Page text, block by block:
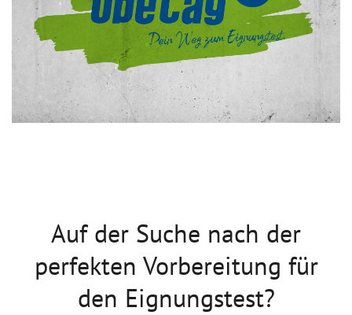
Auf der Suche nach der
perfekten Vorbereitung für
den Eignungstest?